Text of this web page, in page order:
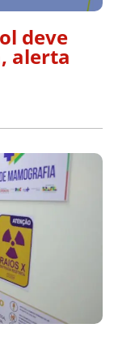
deve
alerta